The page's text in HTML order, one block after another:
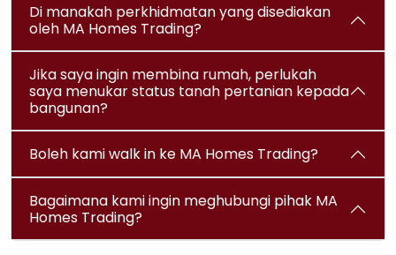
Di manakah perkhidmatan yang disediakan
oleh MA Homes Trading?
Jika saya ingin membina rumah, perlukah
saya menukar status tanah pertanian kepada
bangunan?
Boleh kami walk in ke MA Homes Trading?
Bagaimana kami ingin meghubungi pihak MA
Homes Trading?